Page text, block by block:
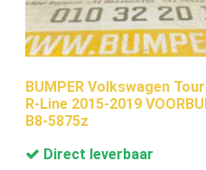
BUMPER Volkswagen
R-Line 2015-2019
B8-5875z
Direct leverbaar